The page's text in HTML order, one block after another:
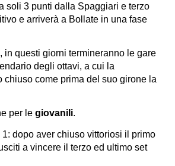
soli 3 punti dalla Spaggiari e terzo
e arriverà a Bollate in una fase
, in questi giorni termineranno le gare
degli ottavi, a cui la
chiuso come prima del suo girone la
per le giovanili.
1: dopo aver chiuso vittoriosi il primo
a vincere il terzo ed ultimo set